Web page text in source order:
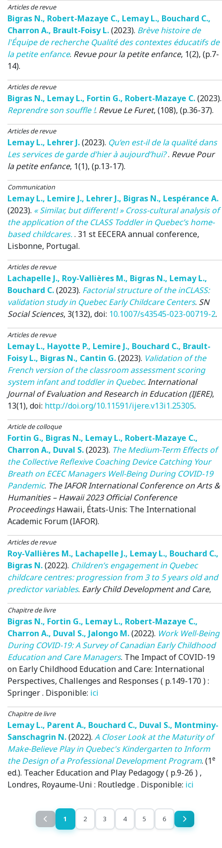
Articles de revue
Bigras N., Robert-Mazaye C., Lemay L., Bouchard C.,
Charron A., Brault-Foisy L.(2023). Brève histoire de
l'Équipe de recherche Qualité des contextes éducatifs de
la petite enfance. Revue pour la petite enfance, 1(2), (p.7-
14).
Articles de revue
Bigras N., Lemay L., Fortin G., Robert-Mazaye C.(2023).
Reprendre son souffle !. Revue Le Furet, (108), (p.36-37).
Articles de revue
Lemay L., Lehrer J.(2023). Qu’en est-il de la qualité dans
Les services de garde d’hier à aujourd’hui?. Revue Pour
la petite enfance, 1(1), (p.13-17).
Communication
Lemay L., Lemire J., Lehrer J., Bigras N., Lespérance A.
(2023). « Similar, but different! » Cross-cultural analysis of
the application of the CLASS Toddler in Quebec’s home-
based childcares.. 31 st EECERA annual conference,
Lisbonne, Portugal.
Articles de revue
Lachapelle J., Roy-Vallières M., Bigras N., Lemay L.,
Bouchard C.(2023). Factorial structure of the inCLASS:
validation study in Quebec Early Childcare Centers. SN
Social Sciences, 3(132), doi: 10.1007/s43545-023-00719-2.
Articles de revue
Lemay L., Hayotte P., Lemire J., Bouchard C., Brault-
Foisy L., Bigras N., Cantin G.(2023). Validation of the
French version of the classroom assessment scoring
system infant and toddler in Quebec. International
Journal of Evaluation and Research in Education (IJERE),
13(1), doi: http://doi.org/10.11591/ijere.v13i1.25305.
Article de colloque
Fortin G., Bigras N., Lemay L., Robert-Mazaye C.,
Charron A., Duval S.(2023). The Medium-Term Effects of
the Collective Reflexive Coaching Device Catching Your
Breath on ECEC Managers Well-Being During COVID-19
Pandemic. The IAFOR International Conference on Arts &
Humanities – Hawaii 2023 Official Conference
Proceedings Hawaii, États-Unis: The International
Academic Forum (IAFOR).
Articles de revue
Roy-Vallières M., Lachapelle J., Lemay L., Bouchard C.,
Bigras N.(2022). Children’s engagement in Quebec
childcare centres: progression from 3 to 5 years old and
predictor variables. Early Child Development and Care,
Chapitre de livre
Bigras N., Fortin G., Lemay L., Robert-Mazaye C.,
Charron A., Duval S., Jalongo M.(2022). Work Well-Being
During COVID-19: A Survey of Canadian Early Childhood
Education and Care Managers. The Impact of COVID-19
on Early Childhood Education and Care: International
Perspectives, Challenges and Responses ( p.149-170 ):
Springer . Disponible: ici
Chapitre de livre
Lemay L., Parent A., Bouchard C., Duval S., Montminy-
Sanschagrin N.(2022). A Closer Look at the Maturity of
Make-Believe Play in Quebec's Kindergarten to Inform
the Design of a Professional Development Program. (1e
ed.). Teacher Education and Play Pedagogy ( p.9-26 ) ,
Londres, Royaume-Uni : Routledge . Disponible: ici
1 2 3 4 5 6